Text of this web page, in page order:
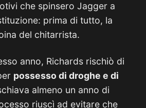
che spinsero Jagger a
prima di tutto, la
del chitarrista.
anno, Richards rischiò di
possesso di droghe e di
almeno un anno di
riuscì ad evitare che